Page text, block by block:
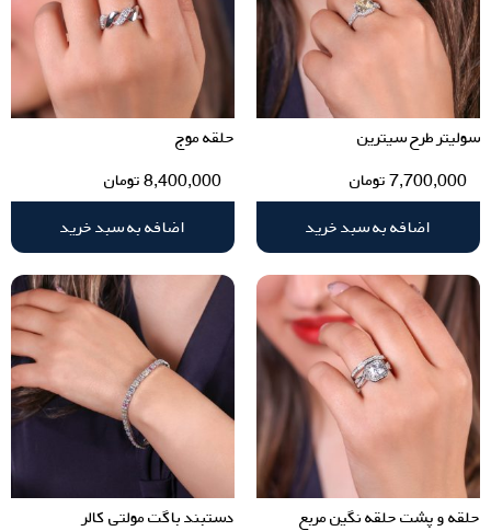
سولیتر طرح سیترین
7,700,000تومان
اضافه به سبد خرید
حلقه موج
8,400,000تومان
اضافه به سبد خرید
حلقه و پشت حلقه نگین مربع
دستبند باگت مولتی کالر